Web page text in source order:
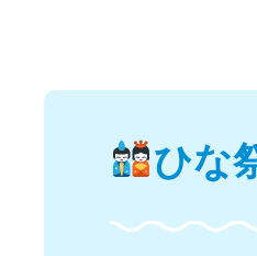
ひな